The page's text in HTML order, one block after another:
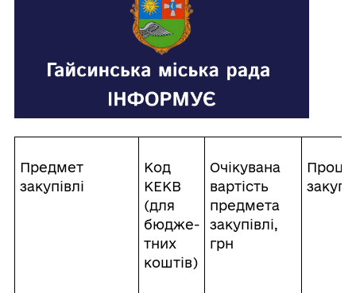
Предмет
закупівлі
Код
КЕКВ
(для
бюдже-
тних
коштів)
Очікувана
вартість
предмета
закупівлі,
грн